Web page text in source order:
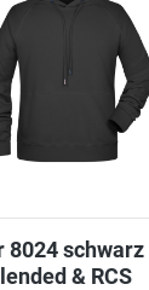
8024
& RCS